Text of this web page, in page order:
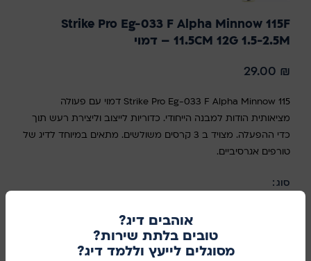
אוהבים דיג?
טובים בלתת שירות?
מסוגלים לייעץ וללמד דיג?
Strike Pro Eg-033 F Alpha Minnow 115F
11.5CM 12G 1.5-2.5M – דמוי
29.00 ₪
Strike Pro Eg-033 F Alpha Minnow 115 דמוי עם פעולה
מציאותית הודות למבנה הייחודי. כדוריות לייצוב וליצירת רעש תוך
כדי ההפעלה. מצויד ב 3 קרסים משולשים. מתאים במיוחד לדיג של
טורפים אגרסיביים.
סוג